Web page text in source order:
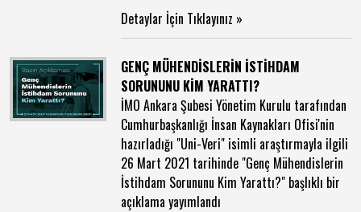
Detaylar İçin Tıklayınız »
GENÇ MÜHENDİSLERİN İSTİHDAM
SORUNUNU KİM YARATTI?
İMO Ankara Şubesi Yönetim Kurulu tarafından
Cumhurbaşkanlığı İnsan Kaynakları Ofisi'nin
hazırladığı "Uni-Veri" isimli araştırmayla ilgili
26 Mart 2021 tarihinde "Genç Mühendislerin
İstihdam Sorununu Kim Yarattı?" başlıklı bir
açıklama yayımlandı